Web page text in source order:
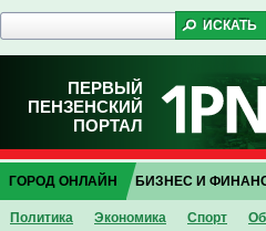
ПЕРВЫЙ
ПЕНЗЕНСКИЙ
ПОРТАЛ
ГОРОД ОНЛАЙН
Политика Экономика Спорт
БИЗНЕС И